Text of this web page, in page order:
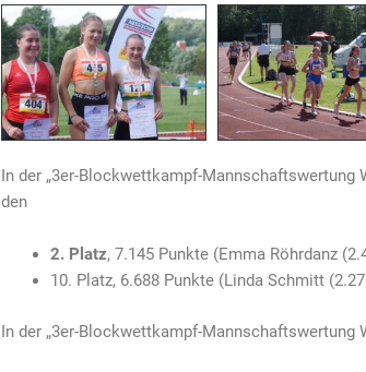
In der „3er-Blockwettkampf-
den
2. Platz, 7.145 Punkte (Emma Röhrdanz
10. Platz, 6.688 Punkte (Linda Schmitt
In der „3er-Blockwettkampf-Mannschaftswertung